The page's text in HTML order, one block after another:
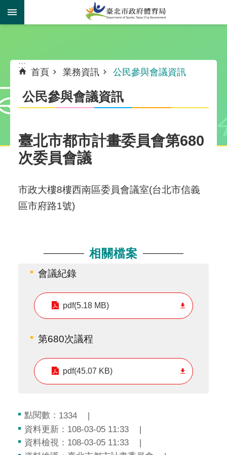
跳到主要內容區塊
:::
首頁 業務資訊 公民參與會議資訊
公民參與會議資訊
臺北市都市計畫委員會第680
次委員會議
市政大樓8樓西南區委員會議室(台北市信義
區市府路1號)
相關檔案
會議紀錄
pdf(5.18 MB)
第680次議程
pdf(45.07 KB)
點閱數： 1334
資料更新：108-03-05 11:33
資料檢視：108-03-05 11:33